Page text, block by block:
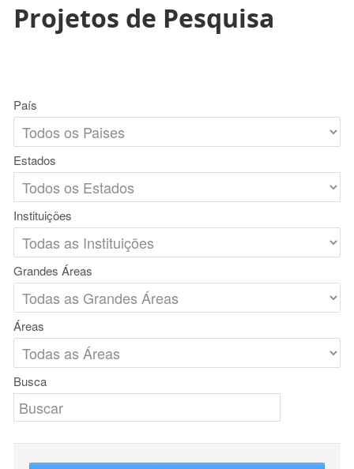
Projetos de Pesquisa
País
Estados
Instituições
Grandes Áreas
Áreas
Busca